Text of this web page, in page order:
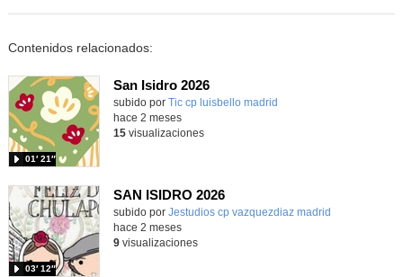
Contenidos relacionados:
San Isidro 2026
subido por Tic cp luisbello madrid
01′ 21″
hace 2 meses
15visualizaciones
SAN ISIDRO 2026
Contenido educativo.
subido por Jestudios cp vazquezdiaz madrid
03′ 12″
hace 2 meses
9visualizaciones